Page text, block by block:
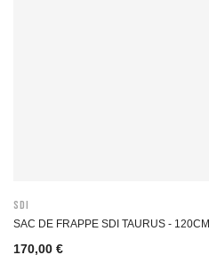
SDI
SAC DE FRAPPE SDI TAURUS - 120CM
170,00 €